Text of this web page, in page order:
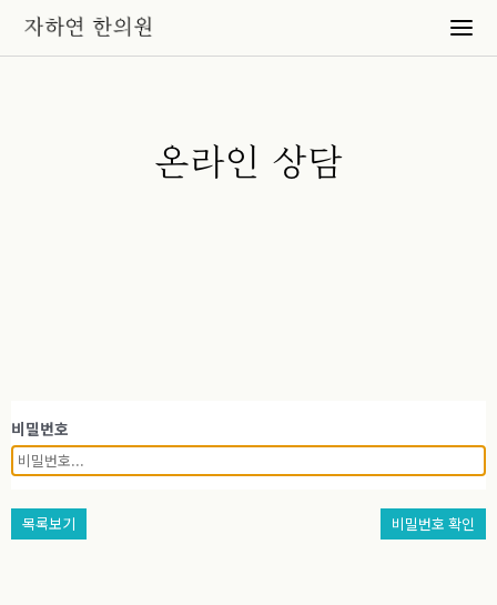
온라인 상담
비밀번호
목록보기 비밀번호 확인